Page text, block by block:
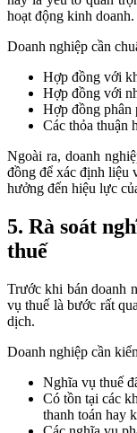
hoạt động kinh doanh.
Doanh nghiệp cần
Hợp đồng với
Hợp đồng với
Hợp đồng phân
Các thỏa thuận
Ngoài ra, doanh
đồng để xác định liệu
hưởng đến hiệu lực
5. Rà soát
thuế
Trước khi bán doanh
vụ thuế là bước rất
dịch.
Doanh nghiệp cần
Nghĩa vụ thuế
Có tồn tại các
thanh toán hay